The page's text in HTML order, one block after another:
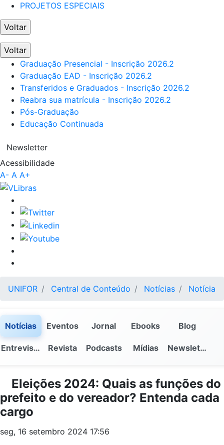
PROJETOS ESPECIAIS
Voltar
Voltar
Graduação Presencial - Inscrição 2026.2
Graduação EAD - Inscrição 2026.2
Transferidos e Graduados - Inscrição 2026.2
Reabra sua matrícula - Inscrição 2026.2
Pós-Graduação
Educação Continuada
Newsletter
Acessibilidade
A- A A+
UNIFOR Central de Conteúdo Notícias Notícia
Notícias Eventos Jornal Ebooks Blog
Entrevistas Revista Podcasts Mídias Newsletter
Eleições 2024: Quais as funções do
prefeito e do vereador? Entenda cada
cargo
seg, 16 setembro 2024 17:56